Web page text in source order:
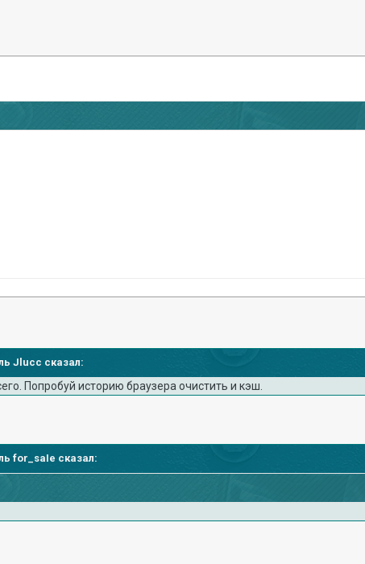
Jlucc сказал:
Попробуй историю браузера очистить и кэш.
for_saIe сказал: